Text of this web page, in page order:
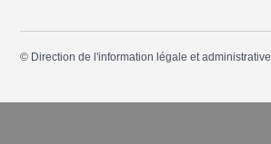
© Direction de l'information légale et administrative